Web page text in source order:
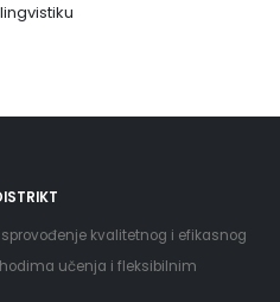
kvalitetnog i efikasnog
učenja i fleksibilnim